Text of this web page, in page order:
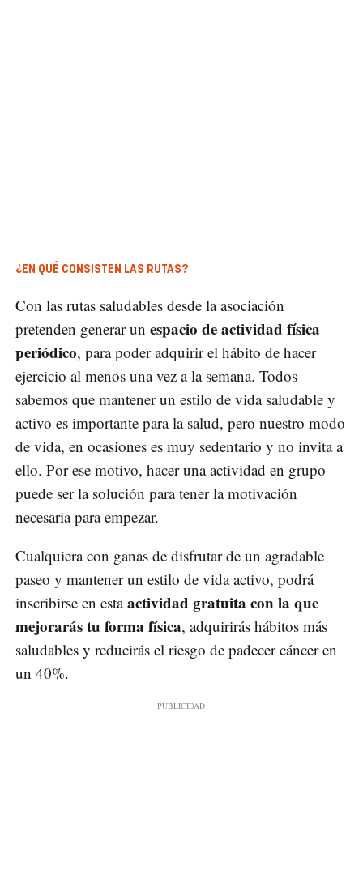
¿EN QUÉ CONSISTEN LAS RUTAS?
Con las rutas saludables desde la asociación
pretenden generar un espacio de actividad física
periódico, para poder adquirir el hábito de hacer
ejercicio al menos una vez a la semana. Todos
sabemos que mantener un estilo de vida saludable y
activo es importante para la salud, pero nuestro modo
de vida, en ocasiones es muy sedentario y no invita a
ello. Por ese motivo, hacer una actividad en grupo
puede ser la solución para tener la motivación
necesaria para empezar.
Cualquiera con ganas de disfrutar de un agradable
paseo y mantener un estilo de vida activo, podrá
inscribirse en estaactividad gratuita con la que
mejorarás tu forma física, adquirirás hábitos más
saludables y reducirás el riesgo de padecer cáncer en
un 40%.